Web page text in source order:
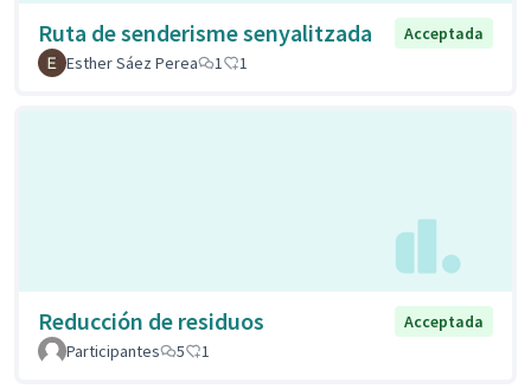
Ruta de senderisme senyalitzada
Acceptada
Esther Sáez Perea
1 1
Reducción de residuos
Acceptada
Participantes
5 1